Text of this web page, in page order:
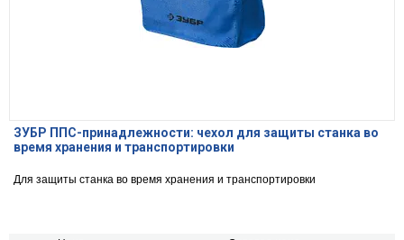
ЗУБР ППС-принадлежности: чехол для защиты станка во
время хранения и транспортировки
Для защиты станка во время хранения и транспортировки